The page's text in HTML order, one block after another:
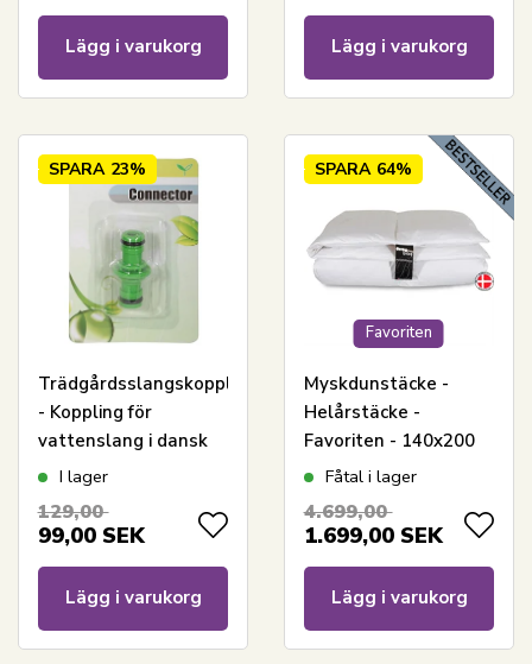
Lägg i varukorg Lägg i varukorg
SPARA 23%
Trädgårdsslangskoppling
- Koppling för
vattenslang i dansk
standardstorlek
I lager
129,00
99,00 SEK
Lägg i varukorg
Favoriten
SPARA 64%
Myskdunstäcke -
Helårstäcke -
Favoriten - 140x200
cm - Bästa
duntäcke i myskdun
Fåtal i lager
4.699,00
1.699,00 SEK
Lägg i varukorg